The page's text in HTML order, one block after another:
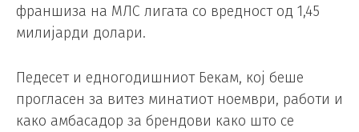
франшиза на МЛС лигата со вредност од 1,45
милијарди долари.
Педесет и едногодишниот Бекам, кој беше
прогласен за витез минатиот ноември, работи и
како амбасадор за брендови како што се